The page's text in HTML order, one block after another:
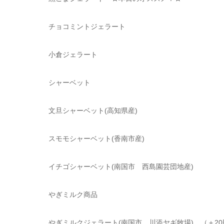
チョコミントジェラート
小倉ジェラート
シャーベット
文旦シャーベット (高知県産)
スモモシャーベット(香南市産)
イチゴシャーベット (南国市 西島園芸団地産)
やぎミルク商品